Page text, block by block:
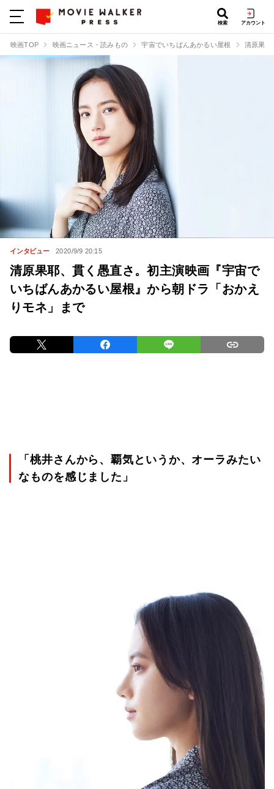
検索 アカウント
映画TOP 映画ニュース・読みもの 宇宙でいちばんあかるい屋根 清原果耶
インタビュー 2020/9/9 20:15
清原果耶、貫く愚直さ。初主演映画『宇宙で
いちばんあかるい屋根』から朝ドラ「おかえ
りモネ」まで
「桃井さんから、覇気というか、オーラみたい
なものを感じました」